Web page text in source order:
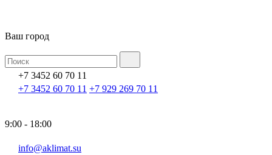
Ваш город
+7 3452 60 70 11
+7 3452 60 70 11 +7 929 269 70 11
9:00 - 18:00
info@aklimat.su